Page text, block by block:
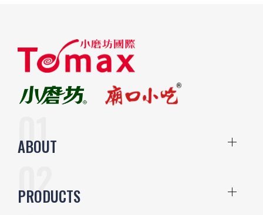
ABOUT
PRODUCTS